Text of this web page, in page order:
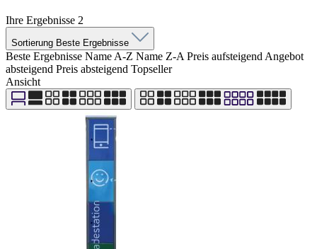
Ihre Ergebnisse 2
Sortierung Beste Ergebnisse
Beste Ergebnisse Name A-Z Name Z-A Preis aufsteigend Angebot
absteigend Preis absteigend Topseller
Ansicht